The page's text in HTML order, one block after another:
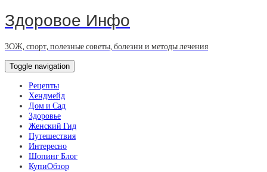
Здоровое Инфо
ЗОЖ, спорт, полезные советы, болезни и методы лечения
Toggle navigation
Рецепты
Хендмейд
Дом и Сад
Здоровье
Женский Гид
Путешествия
Интересно
Шопинг Блог
КупиОбзор